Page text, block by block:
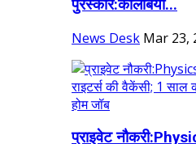
पुरस्कार:कोलंबिया...
News Desk Mar 23,
प्राइवेट